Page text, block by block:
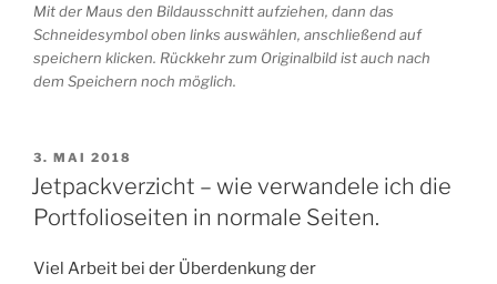
Mit der Maus den Bildausschnitt aufziehen, dann das
Schneidesymbol oben links auswählen, anschließend auf
speichern klicken. Rückkehr zum Originalbild ist auch nach
dem Speichern noch möglich.
VERÖFFENTLICHT
AM
3. MAI 2018
Jetpackverzicht – wie verwandele ich die
Portfolioseiten in normale Seiten.
Viel Arbeit bei der Überdenkung der